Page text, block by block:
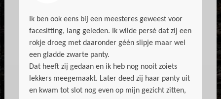
Ik ben ook eens bij een meesteres geweest voor
facesitting, lang geleden. Ik wilde persé dat zij een
rokje droeg met daaronder géén slipje maar wel
een gladde zwarte panty.
Dat heeft zij gedaan en ik heb nog nooit zoiets
lekkers meegemaakt. Later deed zij haar panty uit
en kwam tot slot nog even op mijn gezicht zitten,